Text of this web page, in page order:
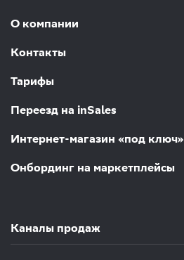
О компании
Контакты
Тарифы
Переезд на inSales
Интернет-магазин «под ключ»
Онбординг на маркетплейсы
Каналы продаж